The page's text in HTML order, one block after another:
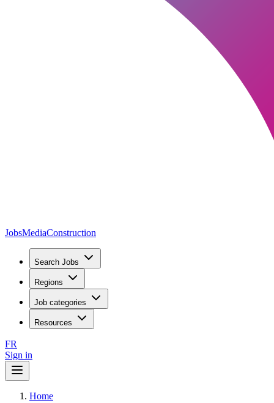
JobsMediaConstruction
Search Jobs
Regions
Job categories
Resources
FR
Sign in
Home